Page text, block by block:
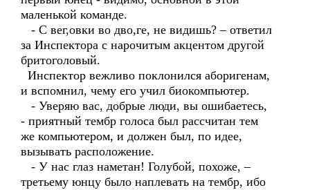
маленькой команде.
- С вег,овки во дво,ге, не видишь? – ответил
за Инспектора с нарочитым акцентом другой
бритоголовый.
Инспектор вежливо поклонился аборигенам,
и вспомнил, чему его учил биокомпьютер.
- Уверяю вас, добрые люди, вы ошибаетесь,
- приятный тембр голоса был рассчитан тем
же компьютером, и должен был, по идее,
вызывать расположение.
- У нас глаз наметан! Голубой, похоже, –
третьему юнцу было наплевать на тембр, ибо